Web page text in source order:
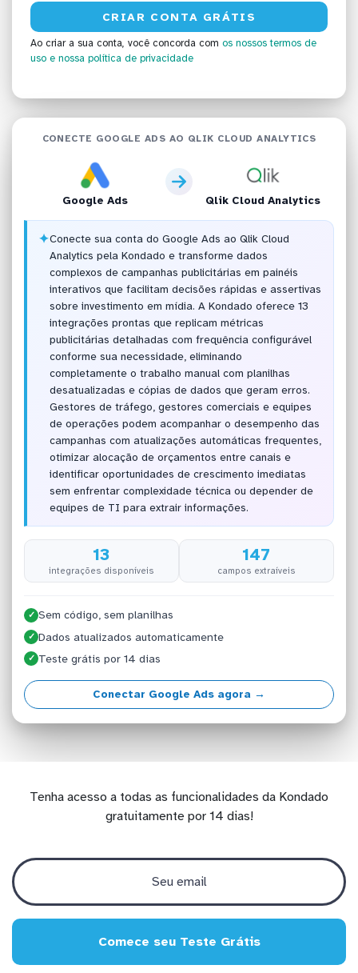
Ao criar a sua conta, você concorda com os nossos termos de
uso e nossa política de privacidade
CONECTE GOOGLE ADS AO QLIK CLOUD ANALYTICS
Google Ads Qlik Cloud Analytics
✦Conecte sua conta do Google Ads ao Qlik Cloud
Analytics pela Kondado e transforme dados
complexos de campanhas publicitárias em painéis
interativos que facilitam decisões rápidas e assertivas
sobre investimento em mídia. A Kondado oferece 13
integrações prontas que replicam métricas
publicitárias detalhadas com frequência configurável
conforme sua necessidade, eliminando
completamente o trabalho manual com planilhas
desatualizadas e cópias de dados que geram erros.
Gestores de tráfego, gestores comerciais e equipes
de operações podem acompanhar o desempenho das
campanhas com atualizações automáticas frequentes,
otimizar alocação de orçamentos entre canais e
identificar oportunidades de crescimento imediatas
sem enfrentar complexidade técnica ou depender de
equipes de TI para extrair informações.
13
integrações disponíveis
147
campos extraíveis
✓ Sem código, sem planilhas
✓ Dados atualizados automaticamente
✓ Teste grátis por 14 dias
Conectar Google Ads agora →
Tenha acesso a todas as funcionalidades da Kondado
gratuitamente por 14 dias!
Comece seu Teste Grátis